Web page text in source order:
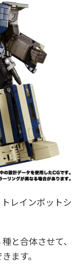
オンDVD
ハッピーセット
レールと情景
ループ
急行
東京都交通局
ーズ 比叡電車
レインボットシ
と合体させて、
ます。